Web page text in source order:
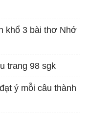
khổ 3 bài thơ Nhớ
trang 98 sgk
ý mỗi câu thành